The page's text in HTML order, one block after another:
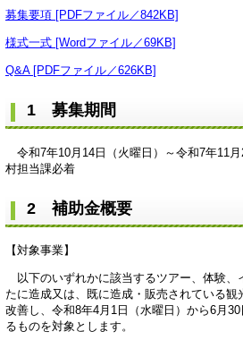
募集要項 [PDFファイル／842KB]
様式一式 [Wordファイル／69KB]
Q&A [PDFファイル／626KB]
1 募集期間
令和7年10月14日（火曜日）～令和7年11
村担当課必着
2 補助金概要
【対象事業】
以下のいずれかに該当するツアー、体験、
たに造成又は、既に造成・販売されている観
改善し、令和8年4月1日（水曜日）から6月
るものを対象とします。